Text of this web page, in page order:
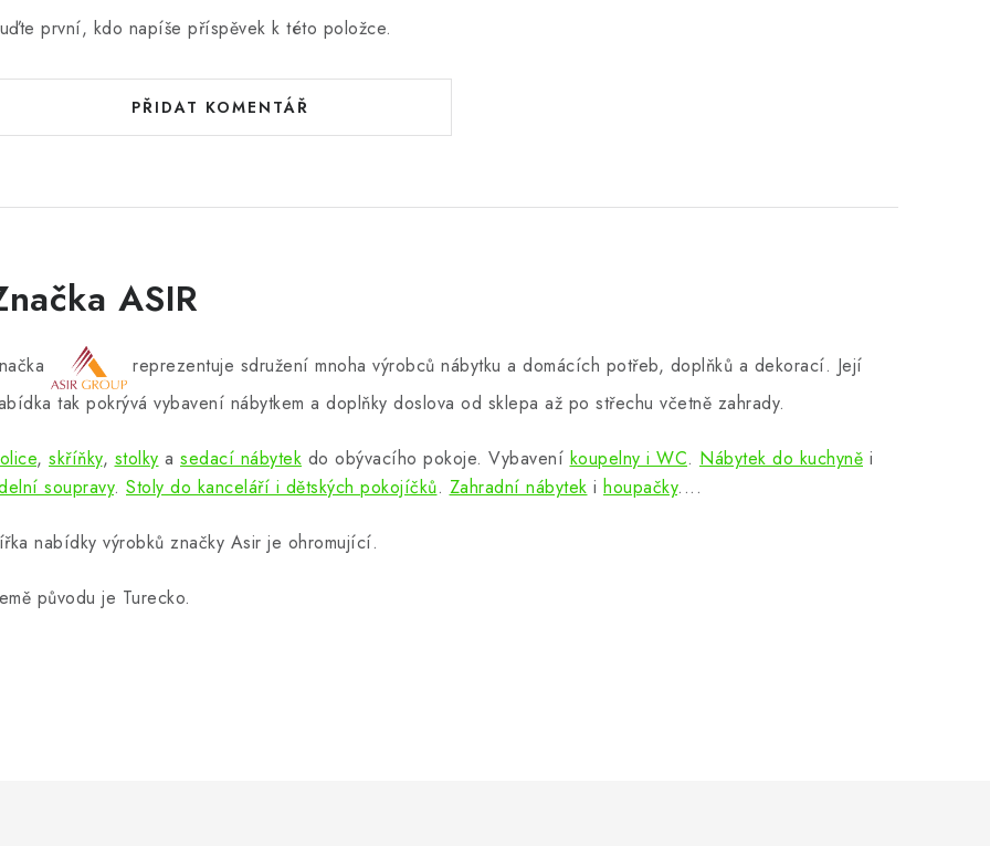
první, kdo napíše příspěvek k této položce.
PŘIDAT KOMENTÁŘ
ASIR
reprezentuje sdružení mnoha výrobců nábytku a domácích potřeb, doplňků a dekorací. Její
tak pokrývá vybavení nábytkem a doplňky doslova od sklepa až po střechu včetně zahrady.
, skříňky, stolky a sedací nábytek do obývacího pokoje. Vybavení koupelny i WC. Nábytek do kuchyně i
soupravy. Stoly do kanceláří i dětských pokojíčků. Zahradní nábytek i houpačky....
nabídky výrobků značky Asir je ohromující.
původu je Turecko.